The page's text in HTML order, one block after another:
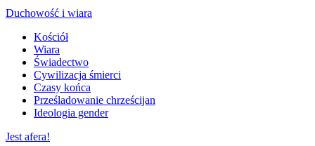
Duchowość i wiara
Kościół
Wiara
Świadectwo
Cywilizacja śmierci
Czasy końca
Prześladowanie chrześcijan
Ideologia gender
Jest afera!